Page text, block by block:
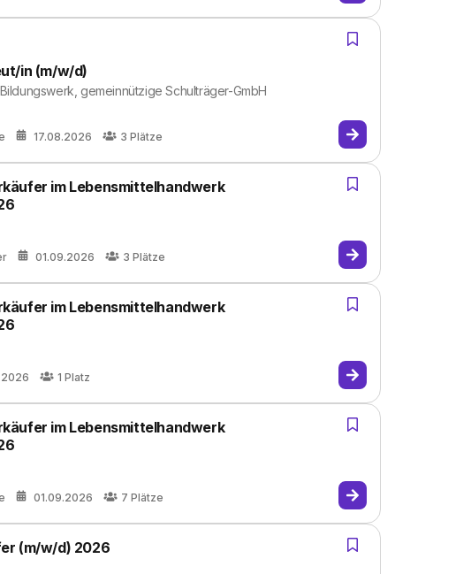
in (m/w/d)
gemeinnützige Schulträger-GmbH
17.08.2026 3 Plätze
im Lebensmittelhandwerk
01.09.2026 3 Plätze
im Lebensmittelhandwerk
1 Platz
im Lebensmittelhandwerk
01.09.2026 7 Plätze
(m/w/d) 2026